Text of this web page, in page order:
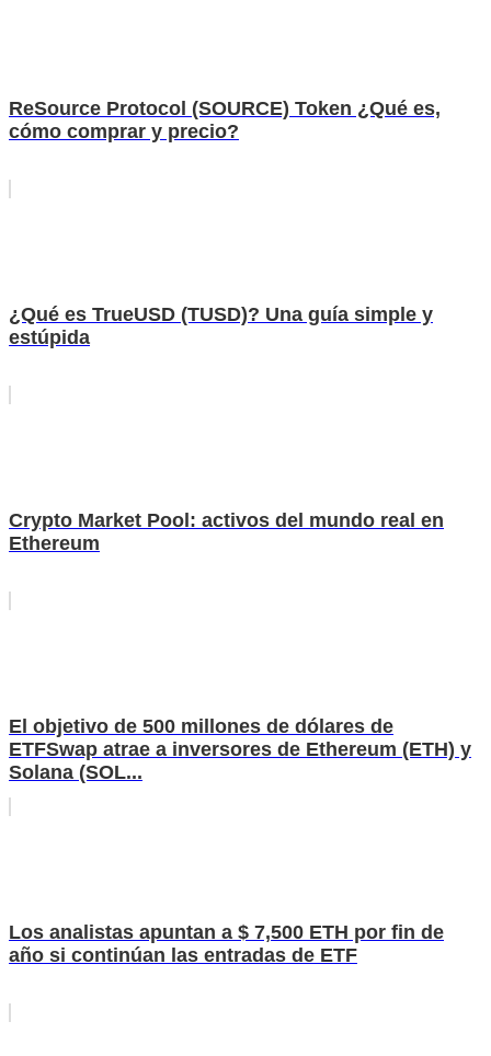
ReSource Protocol (SOURCE) Token ¿Qué es,
cómo comprar y precio?
¿Qué es TrueUSD (TUSD)? Una guía simple y
estúpida
Crypto Market Pool: activos del mundo real en
Ethereum
El objetivo de 500 millones de dólares de
ETFSwap atrae a inversores de Ethereum (ETH) y
Solana (SOL...
Los analistas apuntan a $ 7,500 ETH por fin de
año si continúan las entradas de ETF